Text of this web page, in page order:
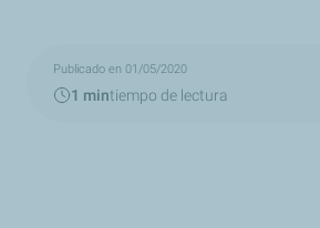
Publicado en 01/05/2020
1 mintiempo de lectura